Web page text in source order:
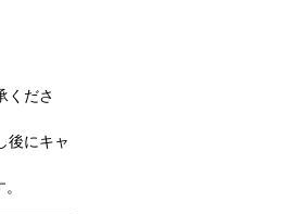
くださ
後にキャ